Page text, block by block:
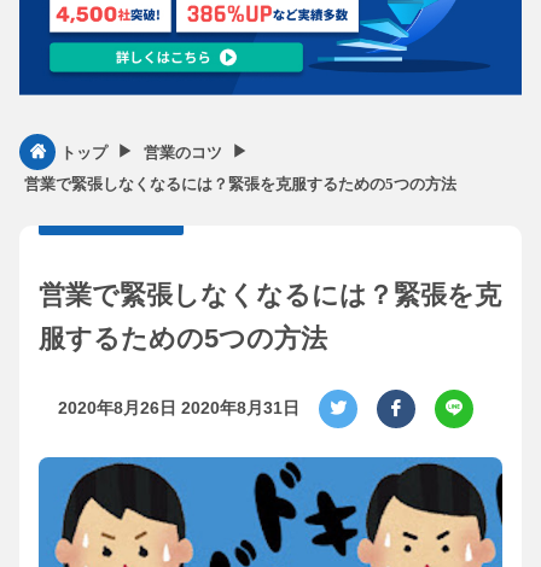
トップ ▶︎ 営業のコツ ▶︎
営業で緊張しなくなるには？緊張を克服するための5つの方法
営業で緊張しなくなるには？緊張を克
服するための5つの方法
2020年8月26日 2020年8月31日